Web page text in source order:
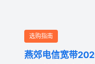
选购指南
燕郊电信宽带